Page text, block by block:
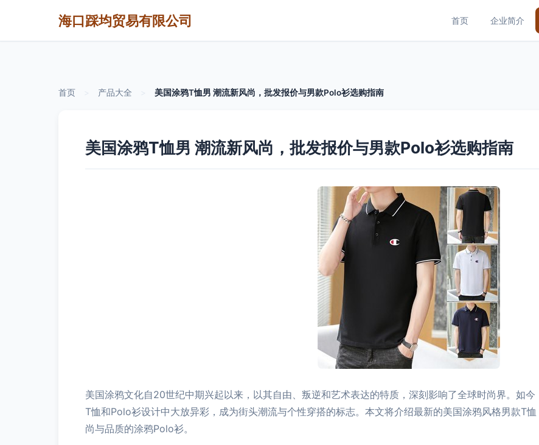
海口踩均贸易有限公司 首页 企业简介
首页 产品大全 美国涂鸦T恤男 潮流新风尚，批发报价与男款Polo衫选购指南
美国涂鸦T恤男 潮流新风尚，批发报价与男款Polo衫选购指南
美国涂鸦文化自20世纪中期兴起以来，以其自由、叛逆和艺术表达的特质，深刻影响了全球时尚界。如
T恤和Polo衫设计中大放异彩，成为街头潮流与个性穿搭的标志。本文将介绍最新的美国涂鸦风格男款T
尚与品质的涂鸦Polo衫。